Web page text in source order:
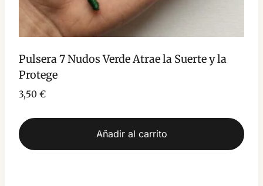
Pulsera 7 Nudos Verde Atrae la Suerte y la
Protege
3,50 €
Añadir al carrito